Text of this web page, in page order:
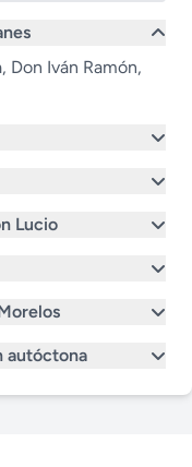
Don Iván Ramón,
Lucio
autóctona